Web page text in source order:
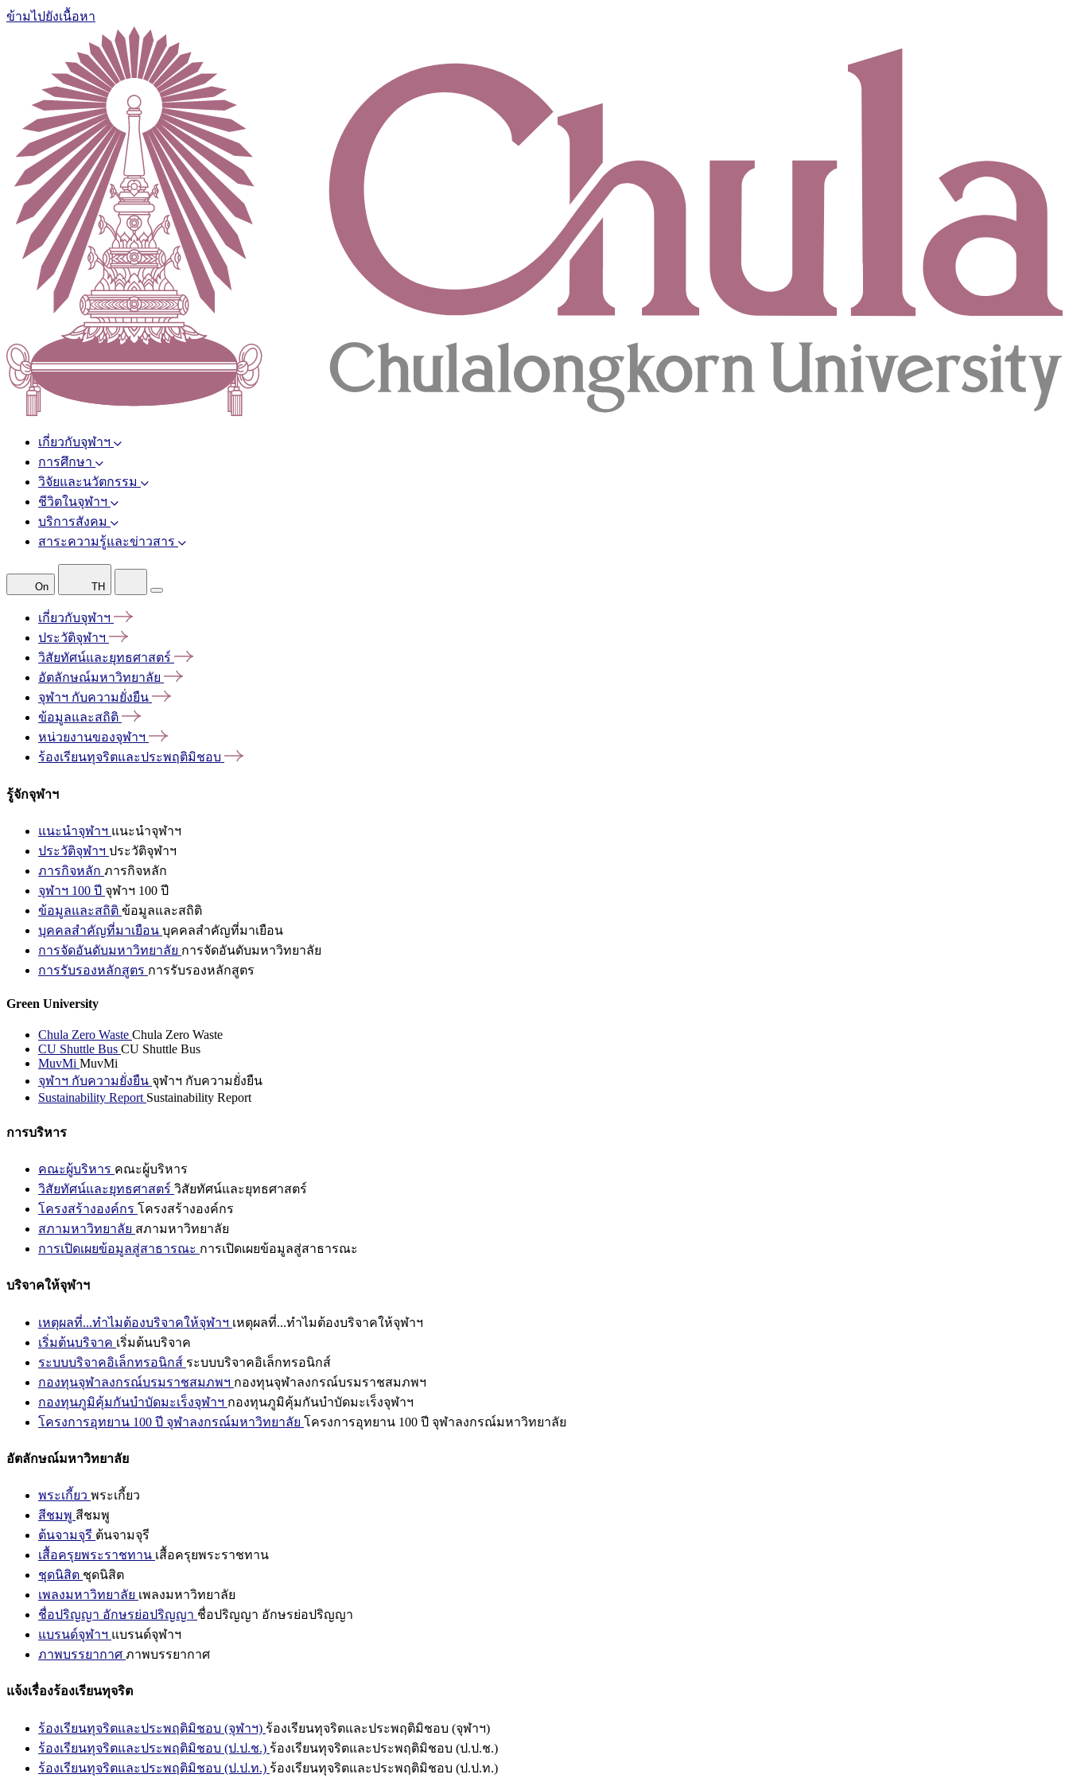
ข้ามไปยังเนื้อหา
เกี่ยวกับจุฬาฯ
การศึกษา
วิจัยและนวัตกรรม
ชีวิตในจุฬาฯ
บริการสังคม
สาระความรู้และข่าวสาร
On TH
เกี่ยวกับจุฬาฯ
ประวัติจุฬาฯ
วิสัยทัศน์และยุทธศาสตร์
อัตลักษณ์มหาวิทยาลัย
จุฬาฯ กับความยั่งยืน
ข้อมูลและสถิติ
หน่วยงานของจุฬาฯ
ร้องเรียนทุจริตและประพฤติมิชอบ
รู้จักจุฬาฯ
แนะนำจุฬาฯ แนะนำจุฬาฯ
ประวัติจุฬาฯ ประวัติจุฬาฯ
ภารกิจหลัก ภารกิจหลัก
จุฬาฯ 100 ปี จุฬาฯ 100 ปี
ข้อมูลและสถิติ ข้อมูลและสถิติ
บุคคลสำคัญที่มาเยือน บุคคลสำคัญที่มาเยือน
การจัดอันดับมหาวิทยาลัย การจัดอันดับมหาวิทยาลัย
การรับรองหลักสูตร การรับรองหลักสูตร
Green University
Chula Zero Waste Chula Zero Waste
CU Shuttle Bus CU Shuttle Bus
MuvMi MuvMi
จุฬาฯ กับความยั่งยืน จุฬาฯ กับความยั่งยืน
Sustainability Report Sustainability Report
การบริหาร
คณะผู้บริหาร คณะผู้บริหาร
วิสัยทัศน์และยุทธศาสตร์ วิสัยทัศน์และยุทธศาสตร์
โครงสร้างองค์กร โครงสร้างองค์กร
สภามหาวิทยาลัย สภามหาวิทยาลัย
การเปิดเผยข้อมูลสู่สาธารณะ การเปิดเผยข้อมูลสู่สาธารณะ
บริจาคให้จุฬาฯ
เหตุผลที่...ทำไมต้องบริจาคให้จุฬาฯ เหตุผลที่...ทำไมต้องบริจาคให้จุฬาฯ
เริ่มต้นบริจาค เริ่มต้นบริจาค
ระบบบริจาคอิเล็กทรอนิกส์ ระบบบริจาคอิเล็กทรอนิกส์
กองทุนจุฬาลงกรณ์บรมราชสมภพฯ กองทุนจุฬาลงกรณ์บรมราชสมภพฯ
กองทุนภูมิคุ้มกันบำบัดมะเร็งจุฬาฯ กองทุนภูมิคุ้มกันบำบัดมะเร็งจุฬาฯ
โครงการอุทยาน 100 ปี จุฬาลงกรณ์มหาวิทยาลัย โครงการอุทยาน 100 ปี จุฬาลงกรณ์มหาวิทยาลัย
อัตลักษณ์มหาวิทยาลัย
พระเกี้ยว พระเกี้ยว
สีชมพู สีชมพู
ต้นจามจุรี ต้นจามจุรี
เสื้อครุยพระราชทาน เสื้อครุยพระราชทาน
ชุดนิสิต ชุดนิสิต
เพลงมหาวิทยาลัย เพลงมหาวิทยาลัย
ชื่อปริญญา อักษรย่อปริญญา ชื่อปริญญา อักษรย่อปริญญา
แบรนด์จุฬาฯ แบรนด์จุฬาฯ
ภาพบรรยากาศ ภาพบรรยากาศ
แจ้งเรื่องร้องเรียนทุจริต
ร้องเรียนทุจริตและประพฤติมิชอบ (จุฬาฯ) ร้องเรียนทุจริตและประพฤติมิชอบ (จุฬาฯ)
ร้องเรียนทุจริตและประพฤติมิชอบ (ป.ป.ช.) ร้องเรียนทุจริตและประพฤติมิชอบ (ป.ป.ช.)
ร้องเรียนทุจริตและประพฤติมิชอบ (ป.ป.ท.) ร้องเรียนทุจริตและประพฤติมิชอบ (ป.ป.ท.)